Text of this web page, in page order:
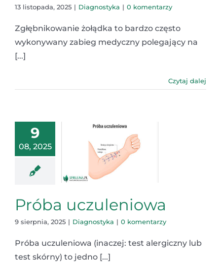
13 listopada, 2025 | Diagnostyka | 0 komentarzy
Zgłębnikowanie żołądka to bardzo często
wykonywany zabieg medyczny polegający na
[...]
Czytaj dalej
9
08, 2025
Próba uczuleniowa
9 sierpnia, 2025 | Diagnostyka | 0 komentarzy
Próba uczuleniowa (inaczej: test alergiczny lub
test skórny) to jedno [...]